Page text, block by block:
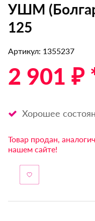
УШМ
125
Артикул: 1355237
2 901 ₽
Хорошее
Товар продан,
нашем сайте!